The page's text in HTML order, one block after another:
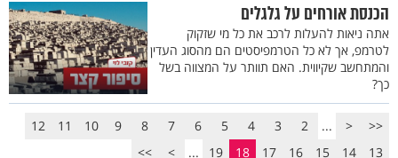
הכנסת אורחים על גלגלים
אתה ניאות להעלות לרכב את כל מי שזקוק
לטרמפ, אך לא כל הטרמפיסטים הם מהסוג העדין
והמתחשב שקיווית. האם תוותר על המצווה בשל
כך?
<<
<
...
2
3
4
5
6
7
8
9
10
11
12
13
14
15
16
17
18
19
...
>
>>